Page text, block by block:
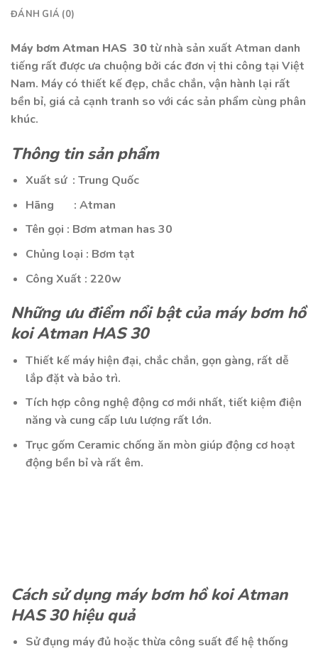
ĐÁNH GIÁ (0)
Máy bơm Atman HAS 30từ nhà sản xuất Atman danh
tiếng rất được ưa chuộng bởi các đơn vị thi công tại Việt
Nam. Máy có thiết kế đẹp, chắc chắn, vận hành lại rất
bền bỉ, giá cả cạnh tranh so với các sản phẩm cùng phân
khúc.
Thông tin sản phẩm
Xuất sứ : Trung Quốc
Hãng : Atman
Tên gọi : Bơm atman has 30
Chủng loại : Bơm tạt
Công Xuất : 220w
Những ưu điểm nổi bật của máy bơm hồ
koi Atman HAS 30
Thiết kế máy hiện đại, chắc chắn, gọn gàng, rất dễ
lắp đặt và bảo trì.
Tích hợp công nghệ động cơ mới nhất, tiết kiệm điện
năng và cung cấp lưu lượng rất lớn.
Trục gốm Ceramic chống ăn mòn giúp động cơ hoạt
động bền bỉ và rất êm.
Cách sử dụng máy bơm hồ koi Atman
HAS 30 hiệu quả
Sử đụng máy đủ hoặc thừa công suất để hệ thống